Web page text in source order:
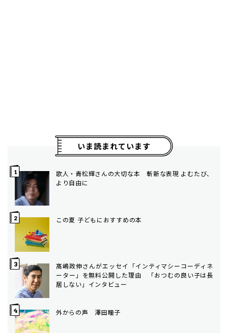
いま読まれています
歌人・青松輝さんの大切な本 斬新な表現 よむたび、
より自由に
この夏 子どもにおすすめの本
髙嶋政伸さんがエッセイ「インティマシーコーディネ
ーター」を無料公開した理由 「おつむの良い子は長
居しない」インタビュー
外からの声 澤田瞳子